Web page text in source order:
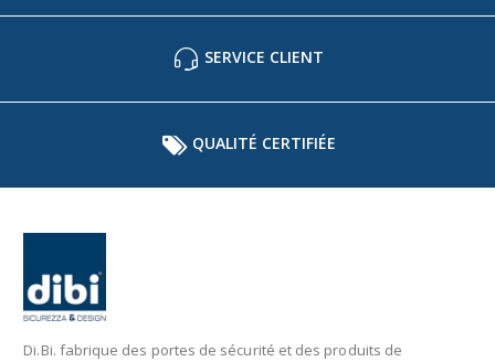
SERVICE CLIENT
QUALITÉ CERTIFIÉE
Di.Bi. fabrique des portes de sécurité et des produits de